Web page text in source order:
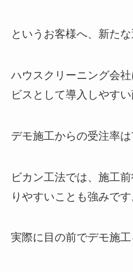
というお客様へ、新た
ハウスクリーニング会
ビスとして導入しやす
デモ施工からの受注率
ビカン工法では、施工
りやすいことも強みです
実際に目の前でデモ施工